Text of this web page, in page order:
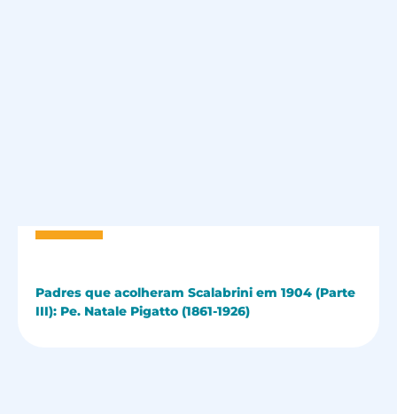
Padres que acolheram Scalabrini em 1904 (Parte
III): Pe. Natale Pigatto (1861-1926)